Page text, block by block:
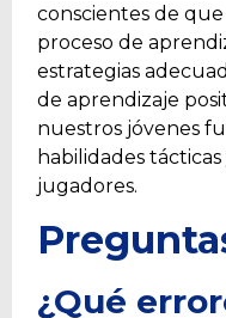
conscientes de
proceso de
estrategias
de aprendizaje
nuestros jóvenes
habilidades
jugadores.
¿Qué